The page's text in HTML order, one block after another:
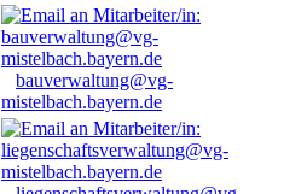
bauverwaltung@vg-
mistelbach.bayern.de